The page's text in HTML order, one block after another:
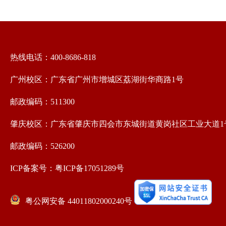
热线电话：400-8686-818
广州校区：广东省广州市增城区荔湖街华商路1号
邮政编码：511300
肇庆校区：广东省肇庆市四会市东城街道黄岗社区工业大道1
邮政编码：526200
ICP备案号：粤ICP备17051289号
粤公网安备 44011802000240号